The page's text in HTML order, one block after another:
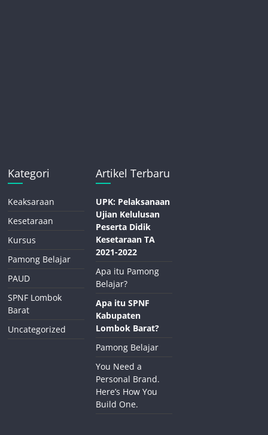
Kategori
Keaksaraan
Kesetaraan
Kursus
Pamong Belajar
PAUD
SPNF Lombok
Barat
Uncategorized
Artikel Terbaru
UPK: Pelaksanaan
Ujian Kelulusan
Peserta Didik
Kesetaraan TA
2021-2022
Apa itu Pamong
Belajar?
Apa itu SPNF
Kabupaten
Lombok Barat?
Pamong Belajar
You Need a
Personal Brand.
Here’s How You
Build One.